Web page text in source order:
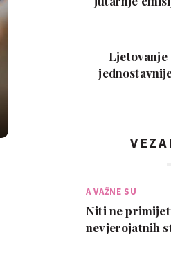
Ljetovanje
A VAŽNE SU
Niti ne
nevjerojatnih